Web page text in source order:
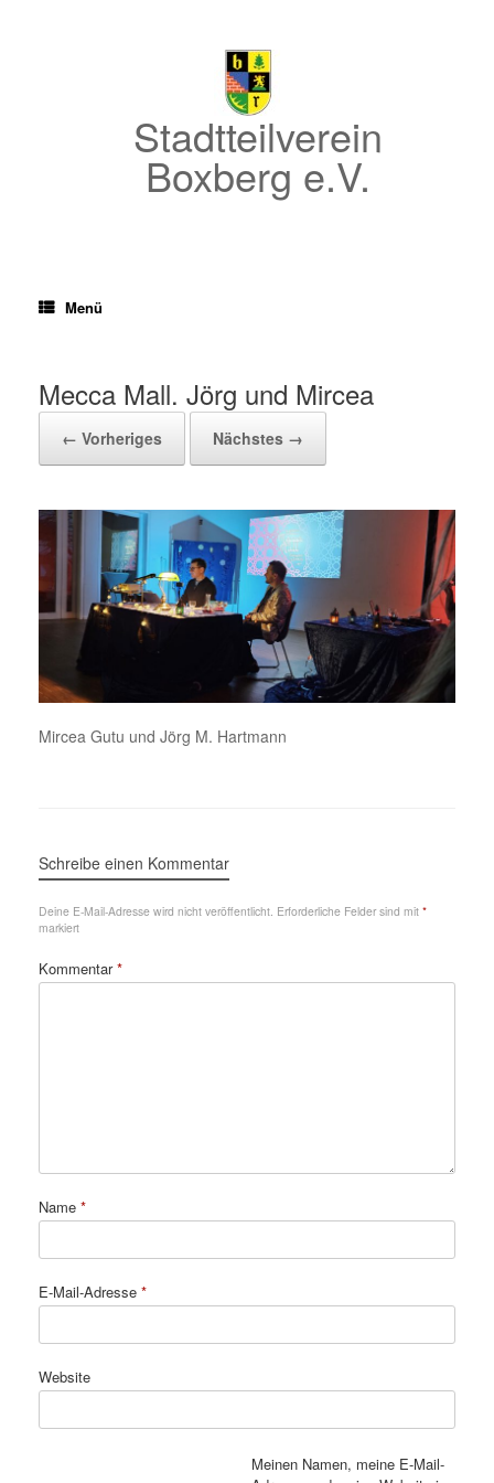
Stadtteilverein
Boxberg e.V.
Menü
Mecca Mall. Jörg und Mircea
← Vorheriges Nächstes →
Mircea Gutu und Jörg M. Hartmann
Schreibe einen Kommentar
Deine E-Mail-Adresse wird nicht veröffentlicht. Erforderliche Felder sind mit *
markiert
Kommentar*
Name *
E-Mail-Adresse *
Website
Meinen Namen, meine E-Mail-